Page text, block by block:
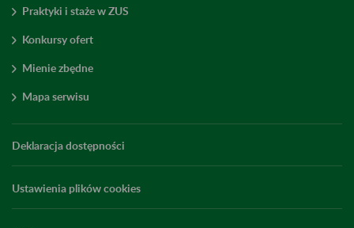
Praktyki i staże w ZUS
Konkursy ofert
Mienie zbędne
Mapa serwisu
Deklaracja dostępności
Ustawienia plików cookies